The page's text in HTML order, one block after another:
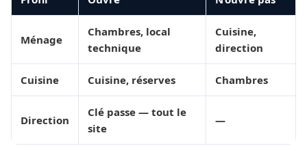
Ménage
Chambres, local
technique
Cuisine,
direction
Cuisine Cuisine, réserves Chambres
Direction
Clé passe — tout le
site
—